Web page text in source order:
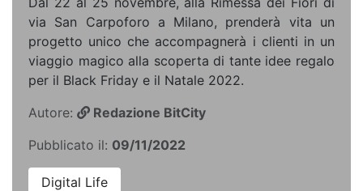
via San Carpoforo a Milano, prenderà vita un
progetto unico che accompagnerà i clienti in un
viaggio magico alla scoperta di tante idee regalo
per il Black Friday e il Natale 2022.
Autore:
Redazione BitCity
Pubblicato il: 09/11/2022
Digital Life